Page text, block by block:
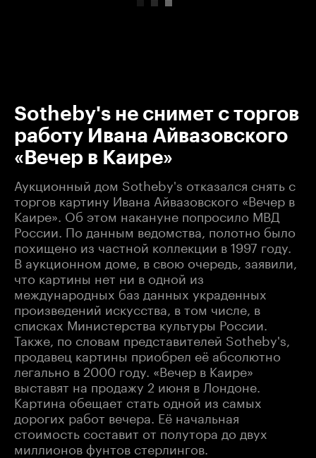
Sotheby's не снимет с торгов
работу Ивана Айвазовского
«Вечер в Каире»
Аукционный дом Sotheby's отказался снять с
торгов картину Ивана Айвазовского «Вечер в
Каире». Об этом накануне попросило МВД
России. По данным ведомства, полотно было
похищено из частной коллекции в 1997 году.
В аукционном доме, в свою очередь, заявили,
что картины нет ни в одной из
международных баз данных украденных
произведений искусства, в том числе, в
списках Министерства культуры России.
Также, по словам представителей Sotheby's,
продавец картины приобрел её абсолютно
легально в 2000 году. «Вечер в Каире»
выставят на продажу 2 июня в Лондоне.
Картина обещает стать одной из самых
дорогих работ вечера. Её начальная
стоимость составит от полутора до двух
миллионов фунтов стерлингов.